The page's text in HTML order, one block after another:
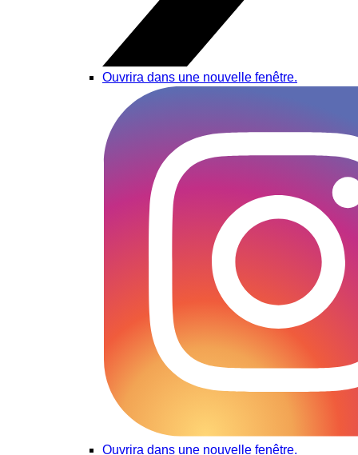
Ouvrira dans une nouvelle fenêtre.
Ouvrira dans une nouvelle fenêtre.